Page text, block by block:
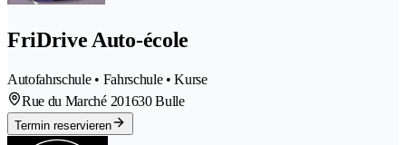
FriDrive Auto-école
Autofahrschule • Fahrschule • Kurse
Rue du Marché 201630 Bulle
Termin reservieren